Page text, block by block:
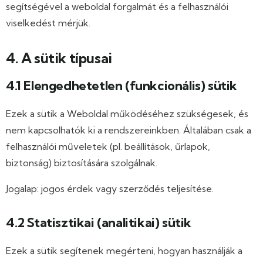
segítségével a weboldal forgalmát és a felhasználói
viselkedést mérjük.
4. A sütik típusai
4.1 Elengedhetetlen (funkcionális) sütik
Ezek a sütik a Weboldal működéséhez szükségesek, és
nem kapcsolhatók ki a rendszereinkben. Általában csak a
felhasználói műveletek (pl. beállítások, űrlapok,
biztonság) biztosítására szolgálnak.
Jogalap: jogos érdek vagy szerződés teljesítése.
4.2 Statisztikai (analitikai) sütik
Ezek a sütik segítenek megérteni, hogyan használják a